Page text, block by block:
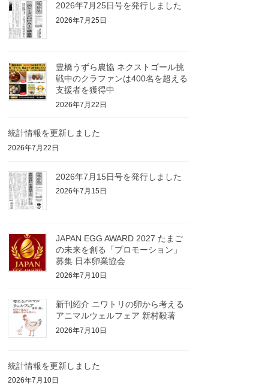
2026年7月25日号を発行しました
2026年7月25日
豊橋うずら農協 ネクストゴール挑
戦中のクラファンは400名を超える
支援者を獲得中
2026年7月22日
統計情報を更新しました
2026年7月22日
2026年7月15日号を発行しました
2026年7月15日
JAPAN EGG AWARD 2027 たまご
の未来を創る「プロモーション」
募集 日本卵業協会
2026年7月10日
新刊紹介 ニワトリの卵から考える
アニマルウェルフェア 新村毅著
2026年7月10日
統計情報を更新しました
2026年7月10日